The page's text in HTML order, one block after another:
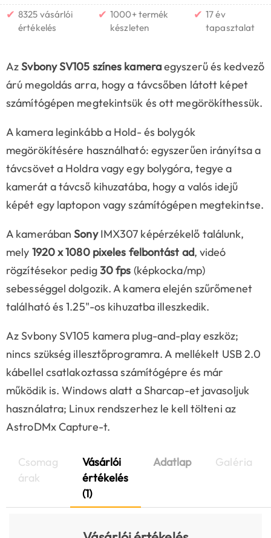
✔ 8325 vásárlói
értékelés
✔ 1000+ termék
készleten
✔ 17 év
tapasztalat
AzSvbony SV105 színes kameraegyszerű és kedvező
árú megoldás arra, hogy a távcsőben látott képet
számítógépen megtekintsük és ott megörökíthessük.
A kamera leginkább a Hold- és bolygók
megörökítésére használható: egyszerűen irányítsa a
távcsövet a Holdra vagy egy bolygóra, tegye a
kamerát a távcső kihuzatába, hogy a valós idejű
képét egy laptopon vagy számítógépen megtekintse.
A kamerábanSonyIMX307 képérzékelő találunk,
mely 1920 x 1080 pixeles felbontást ad, videó
rögzítésekor pedig30 fps (képkocka/mp)
sebességgel dolgozik. A kamera elején szűrőmenet
található és 1.25"-os kihuzatba illeszkedik.
Az Svbony SV105 kamera plug-and-play eszköz;
nincs szükség illesztőprogramra. A mellékelt USB 2.0
kábellel csatlakoztassa számítógépre és már
működik is. Windows alatt a Sharcap-et javasoljuk
használatra; Linux rendszerhez le kell tölteni az
AstroDMx Capture-t.
Csomag
árak
Vásárlói
értékelés
(1)
Adatlap Galéria